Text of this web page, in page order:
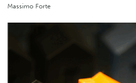
Massimo Forte